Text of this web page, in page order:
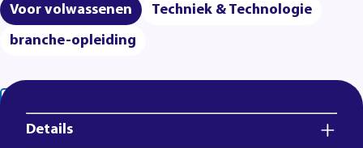
Voor volwassenen
Techniek & Technologie
branche-opleiding
Details